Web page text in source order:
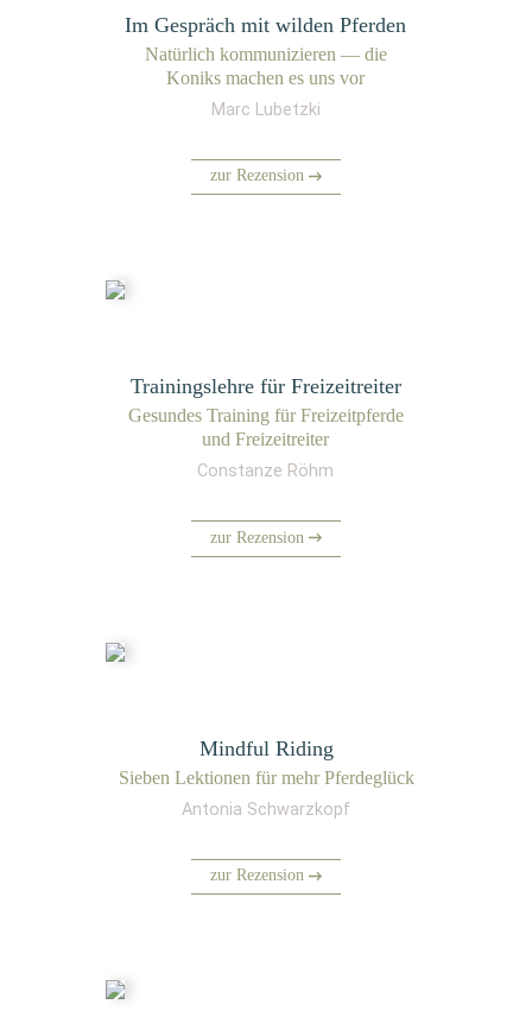
Im Gespräch mit wilden Pferden
Natür­lich kom­mu­ni­zie­ren — die
Koniks machen es uns vor
Marc Lubetzki
zur Rezension
Trainingslehre für Freizeitreiter
Gesun­des Trai­ning für Frei­zeit­pfer­de
und Freizeitreiter
Constanze Röhm
zur Rezension
Mindful Riding
Sie­ben Lek­tio­nen für mehr Pferdeglück
Antonia Schwarzkopf
zur Rezension